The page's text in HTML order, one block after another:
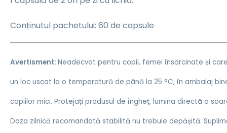
Conținutul pachetului: 60 de capsule
Avertisment: Neadecvat pentru copii, femei însărcinate și
un loc uscat la o temperatură de până la 25 °C, în ambalaj
copiilor mici. Protejați produsul de îngheț, lumina directă a
Doza zilnică recomandată stabilită nu trebuie depășită.